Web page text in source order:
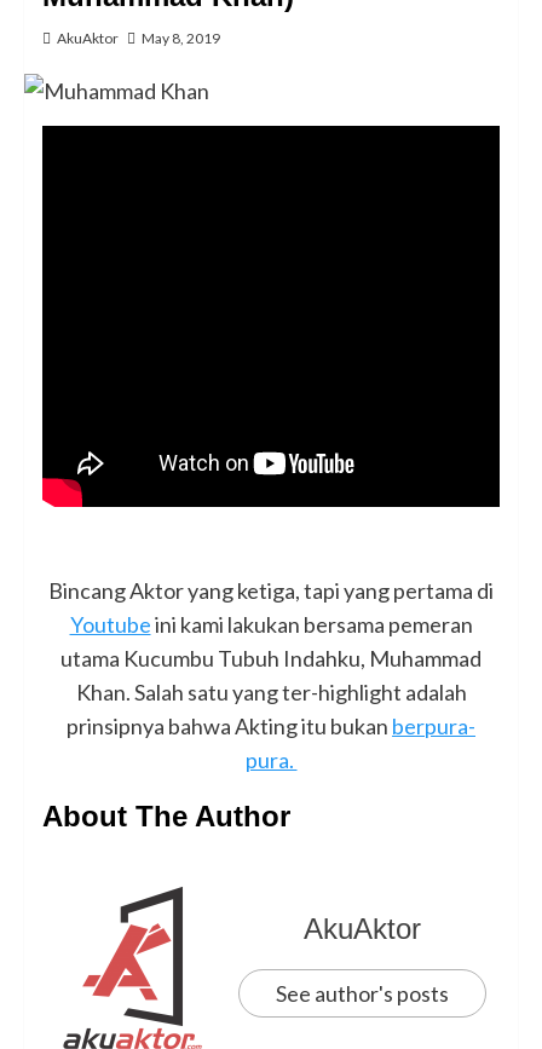
AkuAktor May 8, 2019
Bincang Aktor yang ketiga, tapi yang pertama di
Youtubeini kami lakukan bersama pemeran
utama Kucumbu Tubuh Indahku, Muhammad
Khan. Salah satu yang ter-highlight adalah
prinsipnya bahwa Akting itu bukan berpura-
pura.
About The Author
AkuAktor
See author's posts